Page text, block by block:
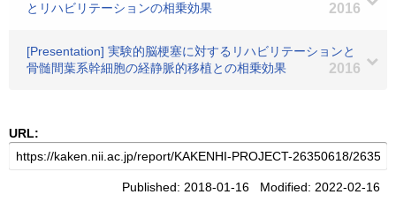
とリハビリテーションの相乗効果
2016
[Presentation] 実験的脳梗塞に対するリハビリテーションと
骨髄間葉系幹細胞の経静脈的移植との相乗効果
2016
URL:
Published: 2018-01-16 Modified: 2022-02-16